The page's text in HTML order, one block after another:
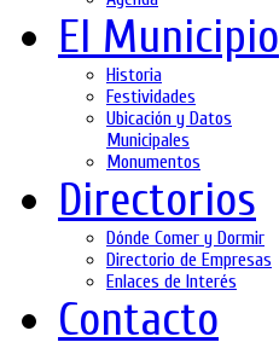
El Municipio
Historia
Festividades
Ubicación y Datos
Municipales
Monumentos
Directorios
Dónde Comer y Dormir
Directorio de Empresas
Enlaces de Interés
Contacto